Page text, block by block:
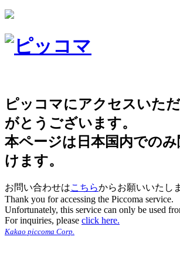
ピッコマにアクセスいた
がとうございます。
本ページは日本国内での
けます。
お問い合わせはこちらからお願いいたし
Thank you for accessing the Piccoma service.
Unfortunately, this service can only be used
For inquiries, please click here.
Kakao piccoma Corp.